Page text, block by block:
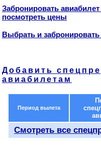
Забронировать
посмотреть цены
Выбрать и
Добавить
авиабилетам
Период вылета
Смотреть все